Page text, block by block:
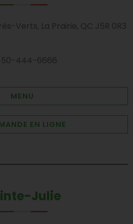
Verts, La Prairie, QC J5R 0R3
444-6666
MENU
EN LIGNE
Julie